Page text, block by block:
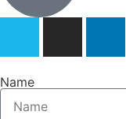
Name